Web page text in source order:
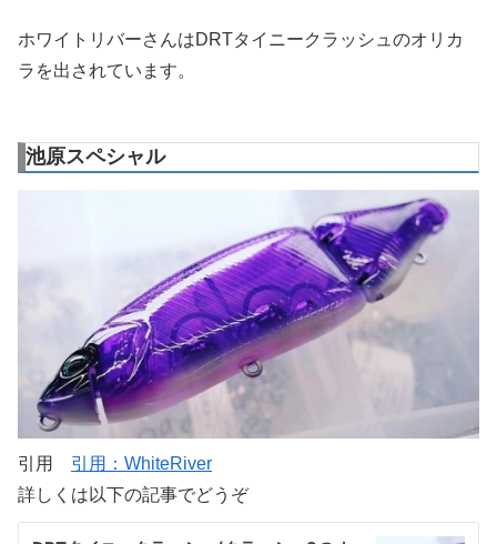
ホワイトリバーさんはDRTタイニークラッシュのオリカ
ラを出されています。
池原スペシャル
引用 引用：WhiteRiver
詳しくは以下の記事でどうぞ